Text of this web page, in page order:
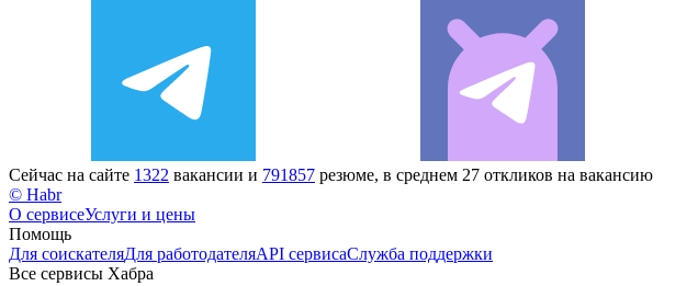
Сейчас на сайте 1322 вакансии и 791857 резюме, в среднем 27 откликов на вакансию
© Habr
О сервисеУслуги и цены
Помощь
Для соискателяДля работодателяAPI сервисаСлужба поддержки
Все сервисы Хабра